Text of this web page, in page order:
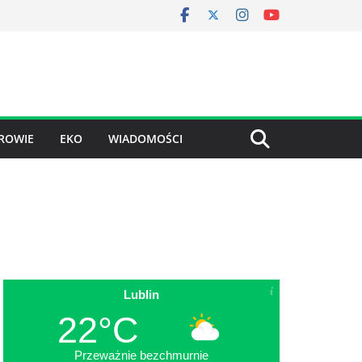
EKO WIADOMOŚCI
Lublin
22°C
Przeważnie bezchmurnie